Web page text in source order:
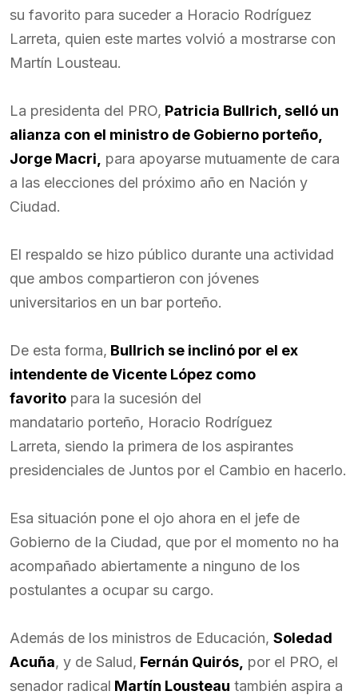
su favorito para suceder a Horacio Rodríguez
Larreta, quien este martes volvió a mostrarse con
Martín Lousteau.
La presidenta del PRO, Patricia Bullrich, selló un
alianza con el ministro de Gobierno porteño,
Jorge Macri,
para apoyarse mutuamente de cara
a las elecciones del próximo año en Nación y
Ciudad.
El respaldo se hizo público durante una actividad
que ambos compartieron con jóvenes
universitarios en un bar porteño.
De esta forma, Bullrich se inclinó por el ex
intendente de Vicente López como
favorito para la sucesión del
mandatario porteño, Horacio Rodríguez
Larreta, siendo la primera de los aspirantes
presidenciales de Juntos por el Cambio en hacerlo.
Esa situación pone el ojo ahora en el jefe de
Gobierno de la Ciudad, que por el momento no ha
acompañado abiertamente a ninguno de los
postulantes a ocupar su cargo.
Además de los ministros de Educación, Soledad
Acuña, y de Salud, Fernán Quirós, por el PRO, el
senador radical Martín Lousteau también aspira a